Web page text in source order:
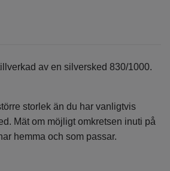
av en silversked 830/1000.
storlek än du har vanligtvis
Mät om möjligt omkretsen inuti på
hemma och som passar.